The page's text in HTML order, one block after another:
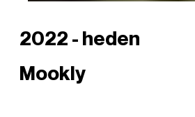
2022 - heden
Mookly